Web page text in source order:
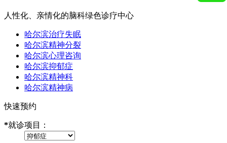
人性化、亲情化的脑科绿色诊疗中心
哈尔滨治疗失眠
哈尔滨精神分裂
哈尔滨心理咨询
哈尔滨抑郁症
哈尔滨精神科
哈尔滨精神病
快速预约
*就诊项目：